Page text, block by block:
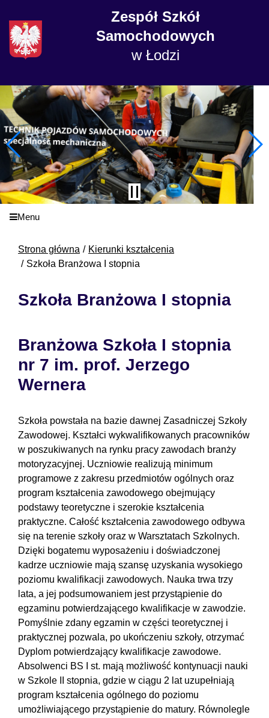
Zespół Szkół
Samochodowych
w Łodzi
Menu
Strona główna
Kierunki kształcenia
Szkoła Branżowa I stopnia
Szkoła Branżowa I stopnia
Branżowa Szkoła I stopnia
nr 7 im. prof. Jerzego
Wernera
Szkoła powstała na bazie dawnej Zasadniczej Szkoły
Zawodowej. Kształci wykwalifikowanych pracowników
w poszukiwanych na rynku pracy zawodach branży
motoryzacyjnej. Uczniowie realizują minimum
programowe z zakresu przedmiotów ogólnych oraz
program kształcenia zawodowego obejmujący
podstawy teoretyczne i szerokie kształcenia
praktyczne. Całość kształcenia zawodowego odbywa
się na terenie szkoły oraz w Warsztatach Szkolnych.
Dzięki bogatemu wyposażeniu i doświadczonej
kadrze uczniowie mają szansę uzyskania wysokiego
poziomu kwalifikacji zawodowych. Nauka trwa trzy
lata, a jej podsumowaniem jest przystąpienie do
egzaminu potwierdzającego kwalifikacje w zawodzie.
Pomyślnie zdany egzamin w części teoretycznej i
praktycznej pozwala, po ukończeniu szkoły, otrzymać
Dyplom potwierdzający kwalifikacje zawodowe.
Absolwenci BS I st. mają możliwość kontynuacji nauki
w Szkole II stopnia, gdzie w ciągu 2 lat uzupełniają
program kształcenia ogólnego do poziomu
umożliwiającego przystąpienie do matury. Równolegle